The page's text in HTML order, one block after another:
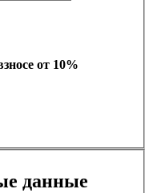
от 10%
данные